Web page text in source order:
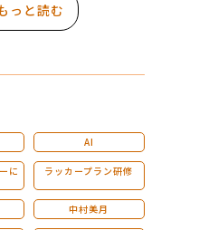
っと読む
AI
に ラッカープラン研修
中村美月